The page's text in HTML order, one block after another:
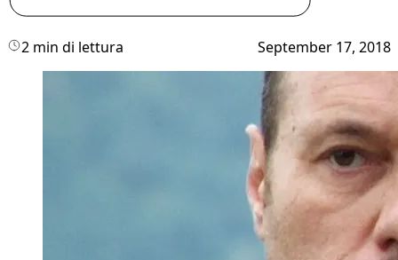
2 min di lettura September 17, 2018